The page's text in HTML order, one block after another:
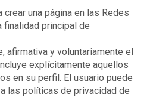
una página en las Redes
finalidad principal de
afirmativa y voluntariamente el
explícitamente aquellos
en su perfil. El usuario puede
las políticas de privacidad de